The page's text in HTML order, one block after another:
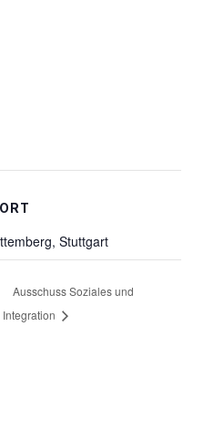
Stuttgart
Ausschuss Soziales und
Integration